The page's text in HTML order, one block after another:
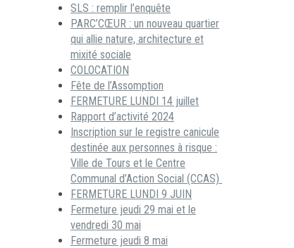
SLS : remplir l’enquête
PARC’CŒUR : un nouveau quartier
qui allie nature, architecture et
mixité sociale
COLOCATION
Fête de l’Assomption
FERMETURE LUNDI 14 juillet
Rapport d’activité 2024
Inscription sur le registre canicule
destinée aux personnes à risque :
Ville de Tours et le Centre
Communal d’Action Social (CCAS)
FERMETURE LUNDI 9 JUIN
Fermeture jeudi 29 mai et le
vendredi 30 mai
Fermeture jeudi 8 mai